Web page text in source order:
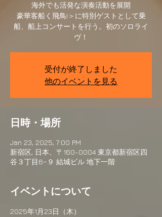
海外でも活発な演奏活動を展開
豪華客船く飛鳥I＞に特別ゲストとして乗
船、船上コンサートを行う。初のソロライ
ヴ！
受付が終了しました
他のイベントを見る
日時・場所
Jan 23, 2025, 7:00 PM
新宿区, 日本、〒160-0004 東京都新宿区四
谷３丁目6−９ 結城ビル 地下一階
イベントについて
2025年1月23日（木）